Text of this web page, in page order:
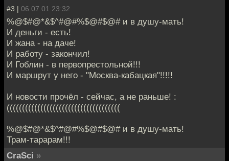
#3 | 06.07.01 23:32
%@$#@*&$^#@#%$@#$@# и в душу-мать!
И деньги - есть!
И жана - на даче!
И работу - закончил!
И Гоблин - в первопрестольной!!!
И маршрут у него - "Москва-кабацкая"!!!!!
И новости прочёл - сейчас, а не раньше! :
(((((((((((((((((((((((((((((((((((((
%@$#@*&$^#@#%$@#$@# и в душу-мать!
Трам-тарарам!!!
CraSci »